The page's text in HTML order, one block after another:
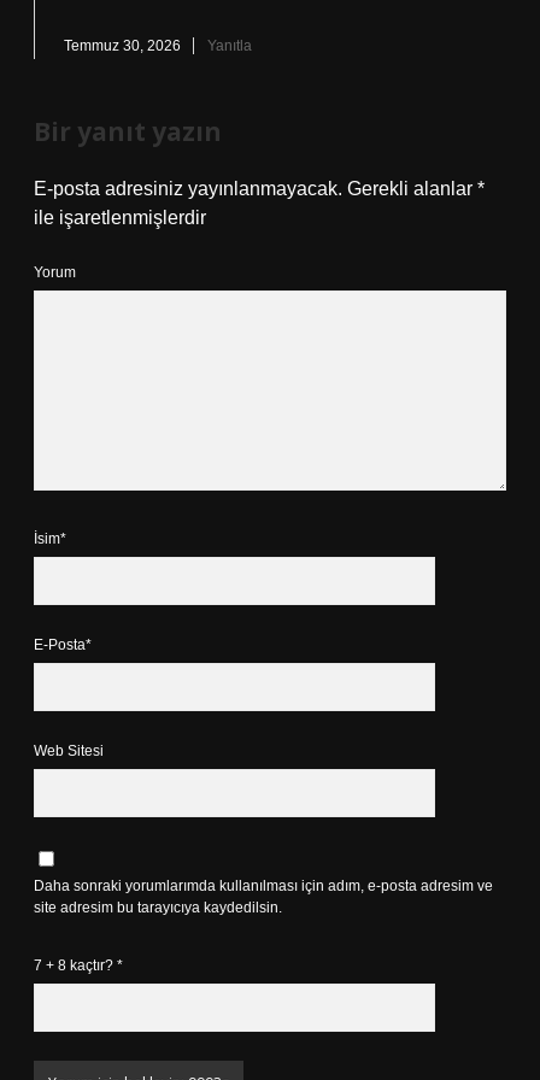
Temmuz 30, 2026 Yanıtla
Bir yanıt yazın
E-posta adresiniz yayınlanmayacak. Gerekli alanlar *
ile işaretlenmişlerdir
Yorum
İsim*
E-Posta*
Web Sitesi
Daha sonraki yorumlarımda kullanılması için adım, e-posta adresim ve
site adresim bu tarayıcıya kaydedilsin.
7 + 8 kaçtır? *